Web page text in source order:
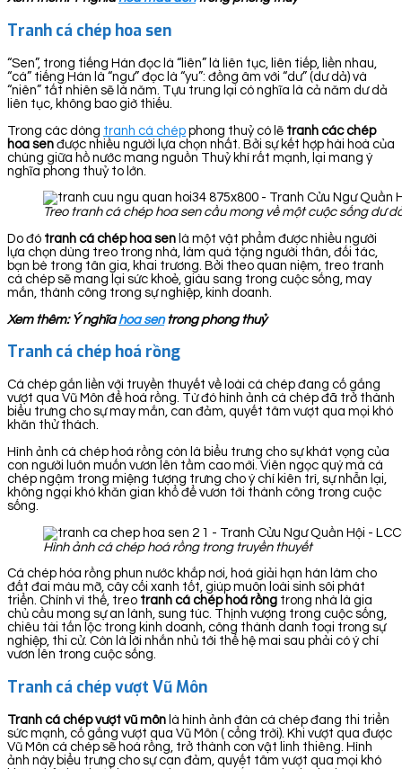
Tranh cá chép hoa sen
“Sen”, trong tiếng Hán đọc là “liên” là liên tục, liên tiếp, liền nhau,
“cá” tiếng Hán là “ngư” đọc là “yu”: đồng âm với “dư” (dư dả) và
“niên” tất nhiên sẽ là năm. Tựu trung lại có nghĩa là cả năm dư dả
liên tục, không bao giờ thiếu.
Trong các dòng tranh cá chép phong thuỷ có lẽ tranh các chép
hoa sen được nhiều người lựa chọn nhất. Bởi sự kết hợp hài hoà của
chúng giữa hồ nước mang nguồn Thuỷ khí rất mạnh, lại mang ý
nghĩa phong thuỷ to lớn.
Treo tranh cá chép hoa sen cầu mong về một cuộc sống dư
Do đó tranh cá chép hoa sen là một vật phẩm được nhiều người
lựa chọn dùng treo trong nhà, làm quà tặng người thân, đối tác,
bạn bè trong tân gia, khai trương. Bởi theo quan niệm, treo tranh
cá chép sẽ mang lại sức khoẻ, giàu sang trong cuộc sống, may
mắn, thành công trong sự nghiệp, kinh doanh.
Xem thêm: Ý nghĩahoa sentrong phong thuỷ
Tranh cá chép hoá rồng
Cá chép gắn liền với truyền thuyết về loài cá chép đang cố gắng
vượt qua Vũ Môn để hoá rồng. Từ đó hình ảnh cá chép đã trở thành
biểu trưng cho sự may mắn, can đảm, quyết tâm vượt qua mọi khó
khăn thử thách.
Hình ảnh cá chép hoá rồng còn là biểu trưng cho sự khát vọng của
con người luôn muốn vươn lên tầm cao mới. Viên ngọc quý mà cá
chép ngậm trong miệng tượng trưng cho ý chí kiên trì, sự nhẫn lại,
không ngại khó khăn gian khổ để vươn tới thành công trong cuộc
sống.
Hình ảnh cá chép hoá rồng trong truyền thuyết
Cá chép hóa rồng phun nước khắp nơi, hoá giải hạn hán làm cho
đất đai màu mỡ, cây cối xanh tốt, giúp muôn loài sinh sôi phát
triển. Chính vì thế, treo tranh cá chép hoá rồng trong nhà là gia
chủ cầu mong sự an lành, sung túc. Thịnh vượng trong cuộc sống,
chiêu tài tấn lộc trong kinh doanh, công thành danh toại trong sự
nghiệp, thi cử. Còn là lời nhắn nhủ tới thế hệ mai sau phải có ý chí
vươn lên trong cuộc sống.
Tranh cá chép vượt Vũ Môn
Tranh cá chép vượt vũ môn là hình ảnh đàn cá chép đang thi triển
sức mạnh, cố gắng vượt qua Vũ Môn ( cổng trời). Khi vượt qua được
Vũ Môn cá chép sẽ hoá rồng, trở thành con vật linh thiêng. Hình
ảnh này biểu trưng cho sự can đảm, quyết tâm vượt qua mọi khó